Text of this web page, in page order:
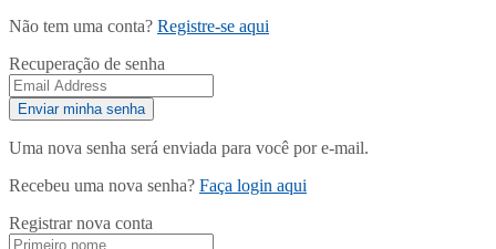
Não tem uma conta? Registre-se aqui
Recuperação de senha
Uma nova senha será enviada para você por e-mail.
Recebeu uma nova senha? Faça login aqui
Registrar nova conta